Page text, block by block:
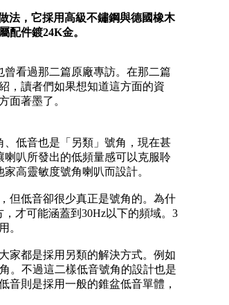
法，它採用高級不鏽鋼與德國橡木
配件鍍24K金。
曾看過那二篇原廠專訪。在那二篇
，讀者們如果想知道這方面的資
面著墨了。
、低音也是「另類」號角，現在甚
喇叭所發出的低頻量感可以克服聆
高靈敏度號角喇叭而設計。
但低音卻很少真正是號角的。為什
才可能涵蓋到30Hz以下的頻域。3
。
家都是採用另類的解決方式。例如
。不過這二樣低音號角的設計也是
音則是採用一般的錐盆低音單體，